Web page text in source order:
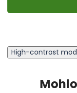
High-contrast